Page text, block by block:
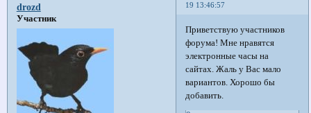
19 13:46:57
drozd
Участник
Приветствую участников
форума! Мне нравятся
электронные часы на
сайтах. Жаль у Вас мало
вариантов. Хорошо бы
добавить.